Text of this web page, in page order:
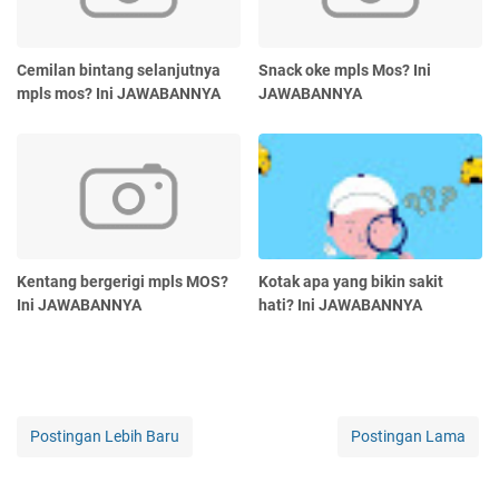
Cemilan bintang selanjutnya
mpls mos? Ini JAWABANNYA
Snack oke mpls Mos? Ini
JAWABANNYA
Kentang bergerigi mpls MOS?
Ini JAWABANNYA
Kotak apa yang bikin sakit
hati? Ini JAWABANNYA
Postingan Lebih Baru Postingan Lama